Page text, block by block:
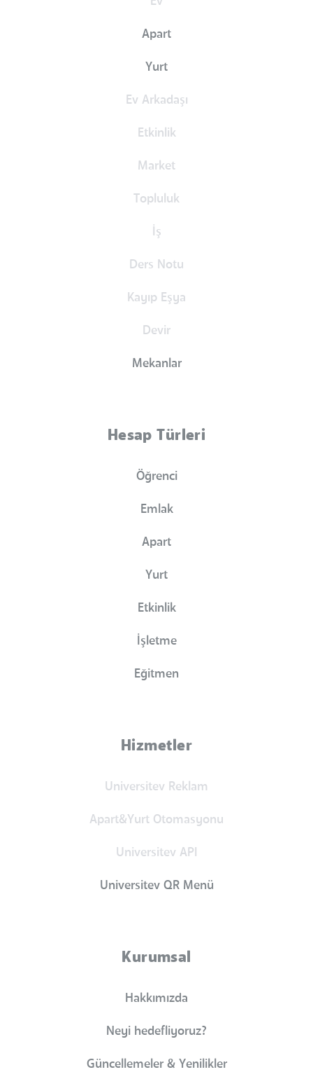
Apart
Yurt
Ev Arkadaşı
Etkinlik
Market
Topluluk
İş
Ders Notu
Kayıp Eşya
Devir
Mekanlar
Hesap Türleri
Öğrenci
Emlak
Apart
Yurt
Etkinlik
İşletme
Eğitmen
Hizmetler
Universitev Reklam
Apart&Yurt Otomasyonu
Universitev API
Universitev QR Menü
Kurumsal
Hakkımızda
Neyi hedefliyoruz?
Güncellemeler & Yenilikler